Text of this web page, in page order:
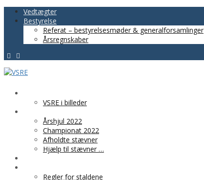
Vedtægter
Bestyrelse
Referat – bestyrelsesmøder & generalforsamlinger
Årsregnskaber
VSRE i billeder
Årshjul 2022
Championat 2022
Afholdte stævner
Hjælp til stævner …
Regler for staldene